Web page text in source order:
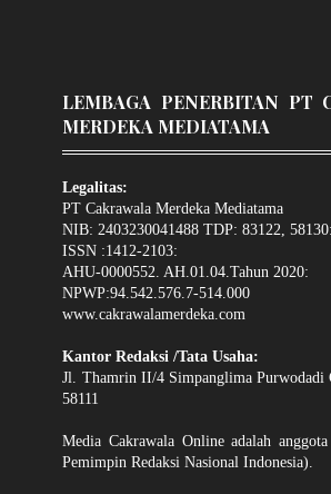
LEMBAGA PENERBITAN PT
MERDEKA MEDIATAMA
Legalitas:
PT Cakrawala Merdeka Mediatama
NIB: 2403230041488 TDP: 83122, 58130:
ISSN :1412-2103:
AHU-0000552. AH.01.04.Tahun 2020:
NPWP:94.542.576.7-514.000
www.cakrawalamerdeka.com
Kantor Redaksi /Tata Usaha:
Jl. Thamrin II/4 Simpanglima Purwodadi
58111
Media Cakrawala Online adalah
Pemimpin Redaksi Nasional Indonesia).